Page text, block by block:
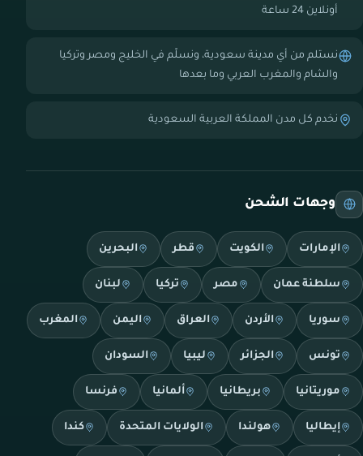
أونلاين 24 ساعة
نستلم من أي مدينة سعودية، ونسلّم في الخليج ومصر وتركيا
والشام والمغرب العربي وما بعدها
نخدم كل مدن المملكة العربية السعودية
وجهات الشحن
الإمارات الكويت قطر البحرين
سلطنة عمان مصر تركيا لبنان
سوريا الأردن العراق اليمن المغرب
تونس الجزائر ليبيا السودان
موريتانيا بريطانيا ألمانيا فرنسا
إيطاليا هولندا الولايات المتحدة كندا